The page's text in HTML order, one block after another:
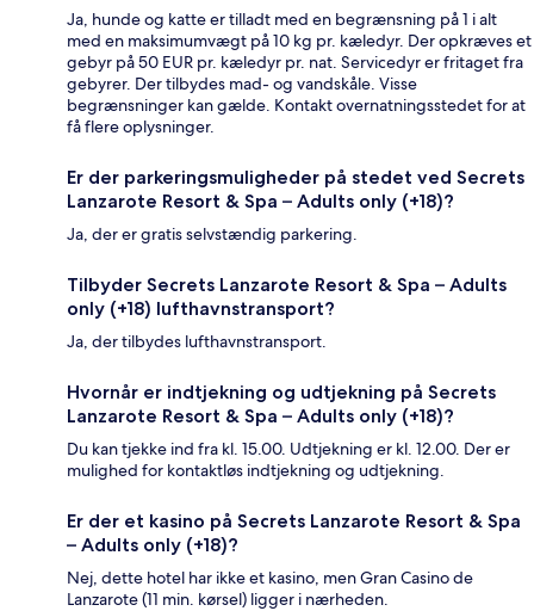
Ja, hunde og katte er tilladt med en begrænsning på 1 i alt
med en maksimumvægt på 10 kg pr. kæledyr. Der opkræves et
gebyr på 50 EUR pr. kæledyr pr. nat. Servicedyr er fritaget fra
gebyrer. Der tilbydes mad- og vandskåle. Visse
begrænsninger kan gælde. Kontakt overnatningsstedet for at
få flere oplysninger.
Er der parkeringsmuligheder på stedet ved Secrets
Lanzarote Resort & Spa – Adults only (+18)?
Ja, der er gratis selvstændig parkering.
Tilbyder Secrets Lanzarote Resort & Spa – Adults
only (+18) lufthavnstransport?
Ja, der tilbydes lufthavnstransport.
Hvornår er indtjekning og udtjekning på Secrets
Lanzarote Resort & Spa – Adults only (+18)?
Du kan tjekke ind fra kl. 15.00. Udtjekning er kl. 12.00. Der er
mulighed for kontaktløs indtjekning og udtjekning.
Er der et kasino på Secrets Lanzarote Resort & Spa
– Adults only (+18)?
Nej, dette hotel har ikke et kasino, men Gran Casino de
Lanzarote (11 min. kørsel) ligger i nærheden.